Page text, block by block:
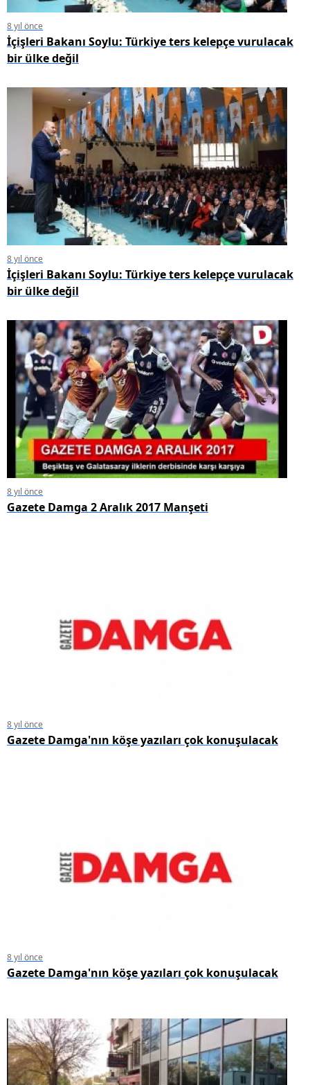
8 yıl önce
İçişleri Bakanı Soylu: Türkiye ters kelepçe vurulacak
bir ülke değil
8 yıl önce
İçişleri Bakanı Soylu: Türkiye ters kelepçe vurulacak
bir ülke değil
8 yıl önce
Gazete Damga 2 Aralık 2017 Manşeti
8 yıl önce
Gazete Damga'nın köşe yazıları çok konuşulacak
8 yıl önce
Gazete Damga'nın köşe yazıları çok konuşulacak